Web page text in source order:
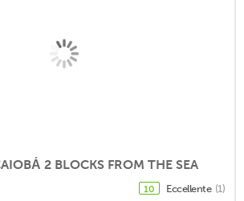
2 BLOCKS FROM THE SEA
10 Eccellente (1)